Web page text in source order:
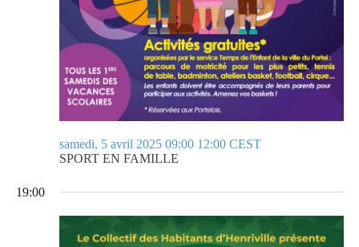
SPORT EN FAMILLE
samedi, 5 avril 2025 09:00 12:00 CEST
19:00